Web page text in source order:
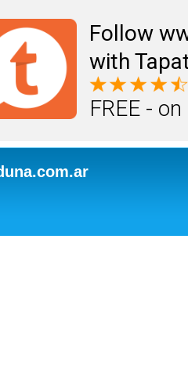
Follow
with
FREE -